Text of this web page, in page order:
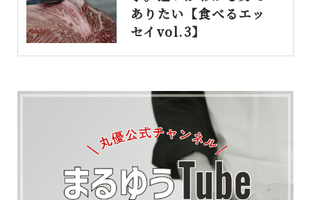
ありたい【食べるエッ
セイvol.3】